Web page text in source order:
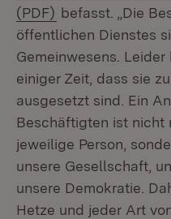
(PDF) (Öffnet in
befasst. „Die
öffentlichen Dienstes
Gemeinwesens.
einiger Zeit, dass sie
ausgesetzt sind. Ein
Beschäftigten ist nicht
jeweilige Person,
unsere Gesellschaft,
unsere Demokratie.
Hetze und jeder Art